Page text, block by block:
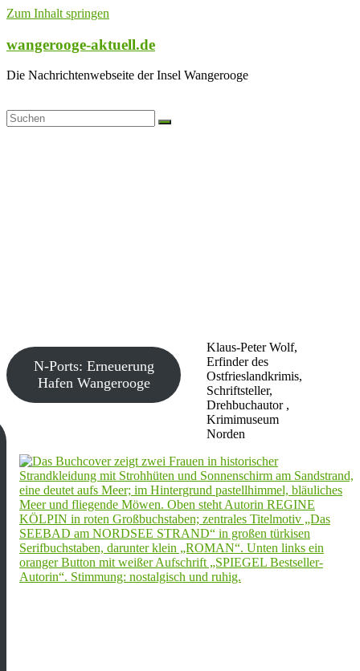
Zum Inhalt springen
wangerooge-aktuell.de
Die Nachrichtenwebseite der Insel Wangerooge
Klaus-Peter Wolf,
Erfinder des
Ostfrieslandkrimis,
Schriftsteller,
Drehbuchautor ,
Krimimuseum
Norden
N-Ports: Erneuerung
Hafen Wangerooge